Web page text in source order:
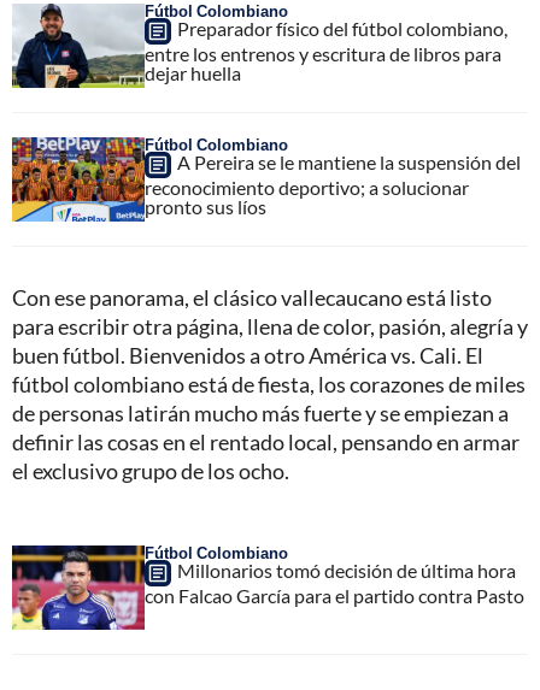
Fútbol Colombiano
Preparador físico del fútbol colombiano,
entre los entrenos y escritura de libros para
dejar huella
Fútbol Colombiano
A Pereira se le mantiene la suspensión del
reconocimiento deportivo; a solucionar
pronto sus líos
Con ese panorama, el clásico vallecaucano está listo
para escribir otra página, llena de color, pasión, alegría y
buen fútbol. Bienvenidos a otro América vs. Cali. El
fútbol colombiano está de fiesta, los corazones de miles
de personas latirán mucho más fuerte y se empiezan a
definir las cosas en el rentado local, pensando en armar
el exclusivo grupo de los ocho.
Fútbol Colombiano
Millonarios tomó decisión de última hora
con Falcao García para el partido contra Pasto